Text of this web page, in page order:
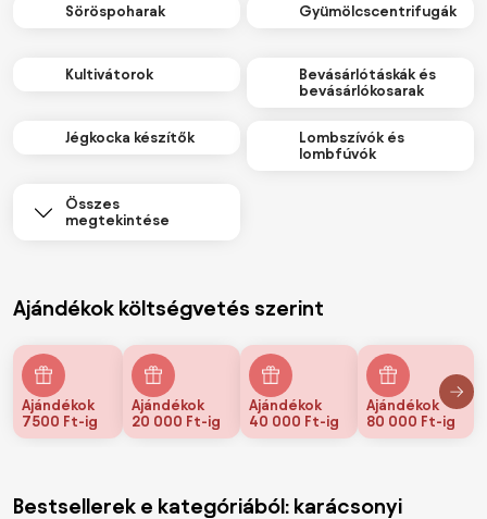
Söröspoharak Gyümölcscentrifugák
Kultivátorok
Bevásárlótáskák és
bevásárlókosarak
Jégkocka készítők
Lombszívók és
lombfúvók
Összes
megtekintése
Ajándékok költségvetés szerint
Ajándékok
7500 Ft-ig
Ajándékok
20 000 Ft-ig
Ajándékok
40 000 Ft-ig
Ajándékok
80 000 Ft-ig
Bestsellerek e kategóriából: karácsonyi